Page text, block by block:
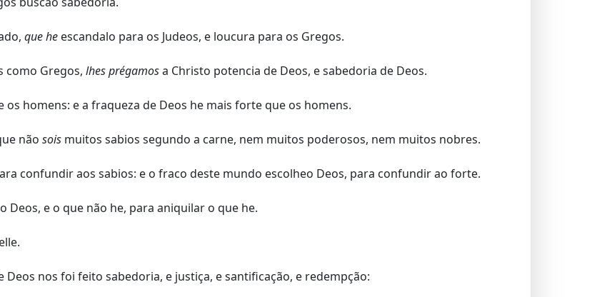
que he escandalo para os Judeos, e loucura para os Gregos.
como Gregos, lhes prégamosa Christo potencia de Deos, e sabedoria de Deos.
homens: e a fraqueza de Deos he mais forte que os homens.
não sois muitos sabios segundo a carne, nem muitos poderosos, nem muitos nobres.
confundir aos sabios: e o fraco deste mundo escolheo Deos, para confundir ao forte.
Deos, e o que não he, para aniquilar o que he.
Deos nos foi feito sabedoria, e justiça, e santificação, e redempção: